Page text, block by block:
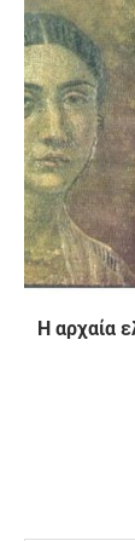
H αρχαία